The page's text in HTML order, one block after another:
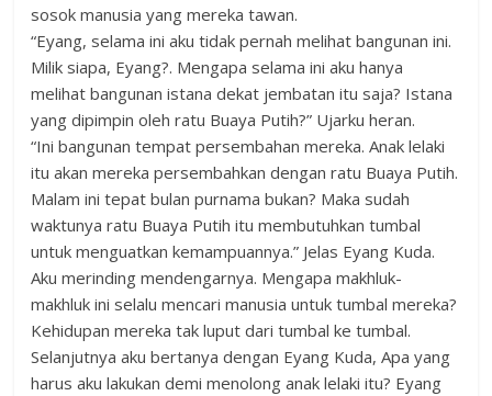
sosok manusia yang mereka tawan.
“Eyang, selama ini aku tidak pernah melihat bangunan ini.
Milik siapa, Eyang?. Mengapa selama ini aku hanya
melihat bangunan istana dekat jembatan itu saja? Istana
yang dipimpin oleh ratu Buaya Putih?” Ujarku heran.
“Ini bangunan tempat persembahan mereka. Anak lelaki
itu akan mereka persembahkan dengan ratu Buaya Putih.
Malam ini tepat bulan purnama bukan? Maka sudah
waktunya ratu Buaya Putih itu membutuhkan tumbal
untuk menguatkan kemampuannya.” Jelas Eyang Kuda.
Aku merinding mendengarnya. Mengapa makhluk-
makhluk ini selalu mencari manusia untuk tumbal mereka?
Kehidupan mereka tak luput dari tumbal ke tumbal.
Selanjutnya aku bertanya dengan Eyang Kuda, Apa yang
harus aku lakukan demi menolong anak lelaki itu? Eyang